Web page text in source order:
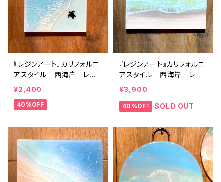
『レジンアート』カリフォルニ
アスタイル 西海岸 レジ
ンクラフト 夏 波アー
ト 海アート
¥2,400
40%OFF
『レジンアート』カリフォルニ
アスタイル 西海岸 レジ
ンクラフト 夏 波アー
ト 海アート
¥3,900
40%OFF SOLD OUT